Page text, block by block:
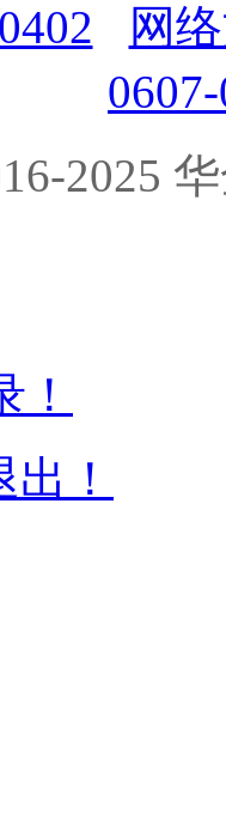
网
2025
！
出！